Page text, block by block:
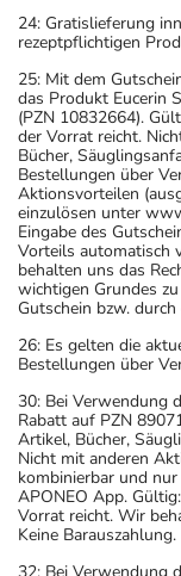
24: Gratislieferung
rezeptpflichtigen
25: Mit dem
das Produkt Eucerin
(PZN 10832664).
der Vorrat reicht.
Bücher,
Bestellungen über
Aktionsvorteilen
einzulösen unter
Eingabe des
Vorteils automatisch
behalten uns das
wichtigen Grundes
Gutschein bzw.
26: Es gelten die
Bestellungen über
30: Bei Verwendung
Rabatt auf PZN
Artikel, Bücher,
Nicht mit anderen
kombinierbar und
APONEO App.
Vorrat reicht. Wir
Keine Barauszahlung.